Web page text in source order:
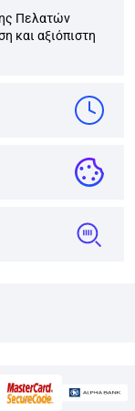
Πελατών
και αξιόπιστη